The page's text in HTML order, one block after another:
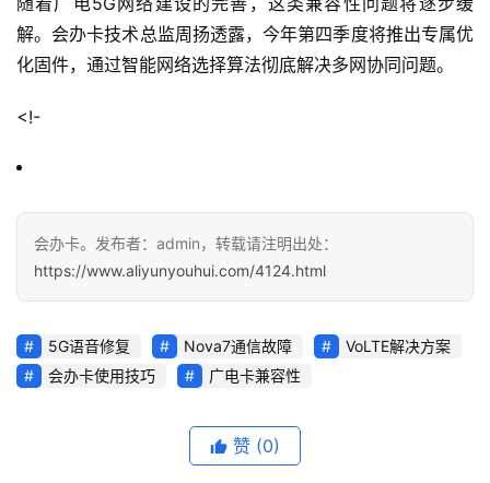
解。会办卡技术总监周扬透露，今年第四季度将推出专属优
化固件，通过智能网络选择算法彻底解决多网协同问题。
<!-
会办卡。发布者：admin，转载请注明出处：
https://www.aliyunyouhui.com/4124.html
5G语音修复 Nova7通信故障
VoLTE解决方案
会办卡使用技巧
广电卡兼容性
赞 (0)